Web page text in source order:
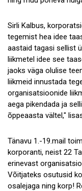
Sirli Kalbus,
tegemist hea idee
aastaid tagasi sellist
liikmetel idee see
jaoks väga olulise
liikmeid innustada
organisatsioonide
aega pikendada ja
õppeaasta vältel,"
Tänavu 1.-19.mail
korporanti, neist 22
erinevast
Võitjateks osutusid
osalejaga ning korp!